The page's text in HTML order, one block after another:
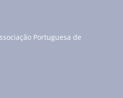
Portuguesa de